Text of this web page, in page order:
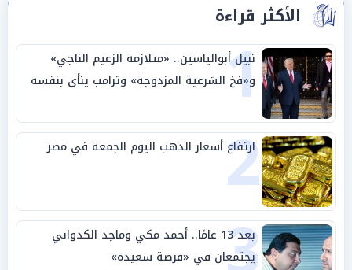
الأكثر قراءة
1
نبيل أبوالياسين.. «متلازمة الزعيم الناجي»
و«فخ الشرعية المزدوجة» وترامب ينأى بنفسه
وحليفه في «ميتم استراتيجي»
2
ارتفاع أسعار الذهب اليوم الجمعة في مصر
بعد 13 عامًا.. أحمد مكي وماجد الكدواني
يجتمعان في «فرصة سعيدة»